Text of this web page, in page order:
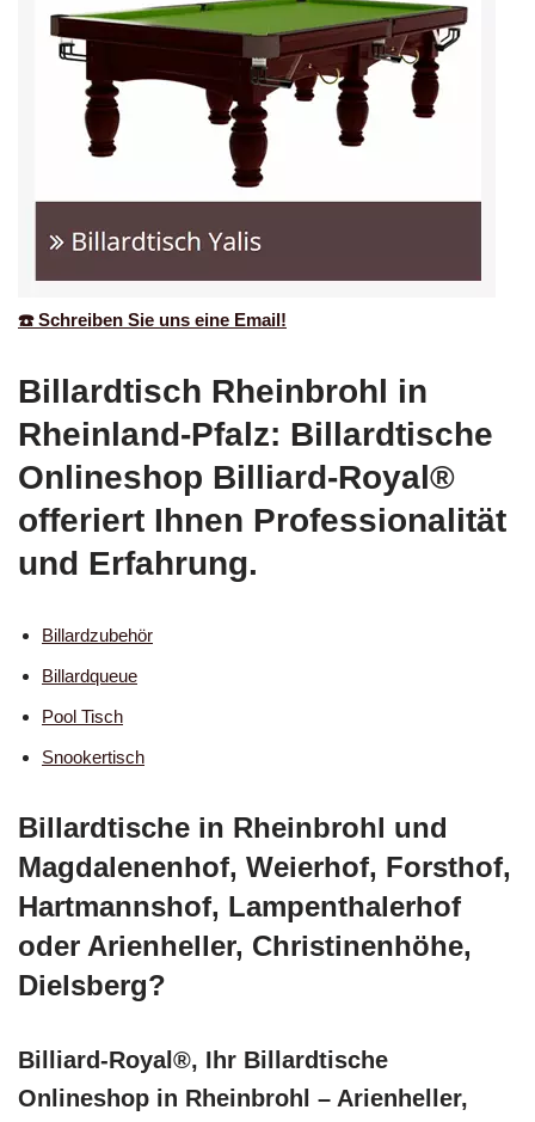
☎️ Schreiben Sie uns eine Email!
Billardtisch Rheinbrohl in
Rheinland-Pfalz: Billardtische
Onlineshop Billiard-Royal®
offeriert Ihnen Professionalität
und Erfahrung.
Billardzubehör
Billardqueue
Pool Tisch
Snookertisch
Billardtische in Rheinbrohl und
Magdalenenhof, Weierhof, Forsthof,
Hartmannshof, Lampenthalerhof
oder Arienheller, Christinenhöhe,
Dielsberg?
Billiard-Royal®, Ihr Billardtische
Onlineshop in Rheinbrohl – Arienheller,